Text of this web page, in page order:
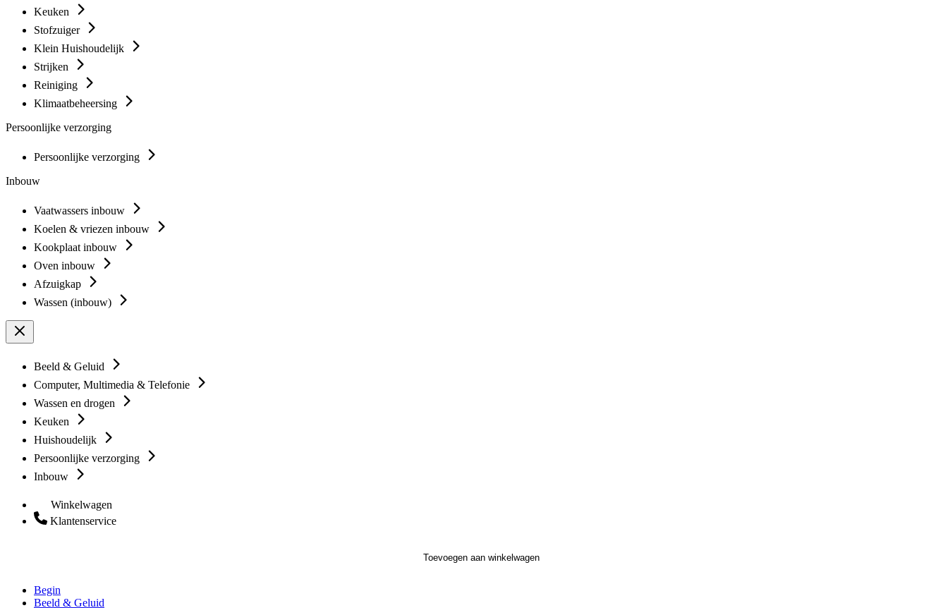
Keuken
Stofzuiger
Klein Huishoudelijk
Strijken
Reiniging
Klimaatbeheersing
Persoonlijke verzorging
Persoonlijke verzorging
Inbouw
Vaatwassers inbouw
Koelen & vriezen inbouw
Kookplaat inbouw
Oven inbouw
Afzuigkap
Wassen (inbouw)
Beeld & Geluid
Computer, Multimedia & Telefonie
Wassen en drogen
Keuken
Huishoudelijk
Persoonlijke verzorging
Inbouw
Winkelwagen
Klantenservice
Toevoegen aan winkelwagen
Begin
Beeld & Geluid